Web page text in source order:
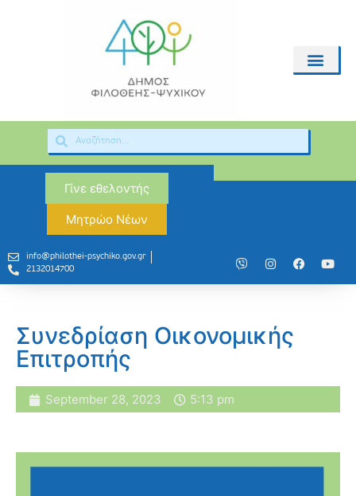
Γίνε εθελοντής
Μητρώο Νέων
info@philothei-psychiko.gov.gr
2132014700
Συνεδρίαση Οικονομικής
Επιτροπής
September 28, 2023 5:13 pm